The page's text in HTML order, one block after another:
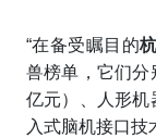
“在备受瞩目的
兽榜单，它们分
亿元）、人形机
入式脑机接口技